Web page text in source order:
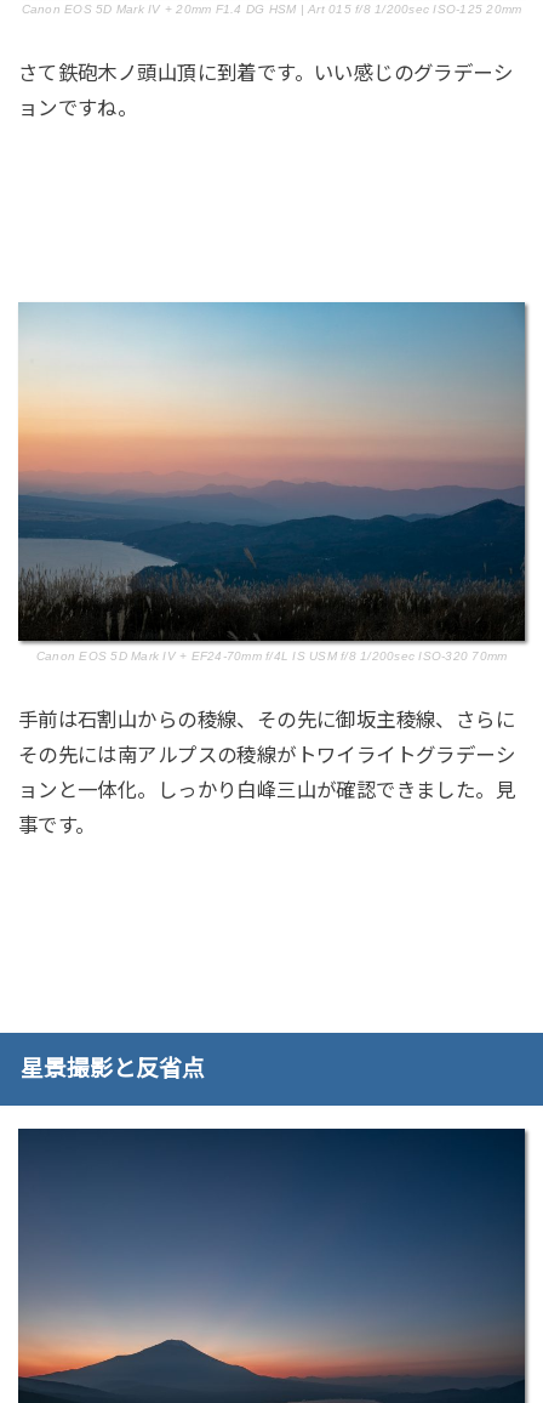
Canon EOS 5D Mark IV + 20mm F1.4 DG HSM | Art 015 f/8 1/200sec ISO-125 20mm
さて鉄砲木ノ頭山頂に到着です。いい感じのグラデーシ
ョンですね。
Canon EOS 5D Mark IV + EF24-70mm f/4L IS USM f/8 1/200sec ISO-320 70mm
手前は石割山からの稜線、その先に御坂主稜線、さらに
その先には南アルプスの稜線がトワイライトグラデーシ
ョンと一体化。しっかり白峰三山が確認できました。見
事です。
星景撮影と反省点